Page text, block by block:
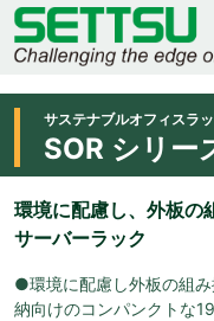
サステナブルオフィスラ
SOR シリー
環境に配慮し、外板の
サーバーラック
●環境に配慮し外板の組
納向けのコンパンクトな